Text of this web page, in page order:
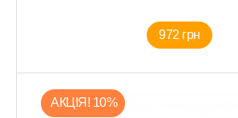
972 грн
АКЦIЯ! 10%